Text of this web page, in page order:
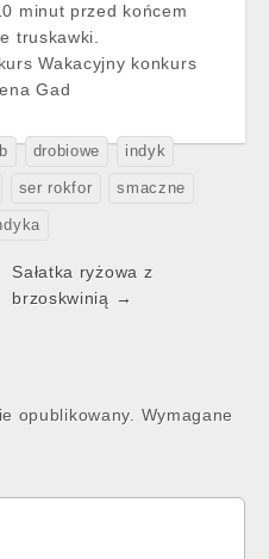
minut przed końcem
truskawki.
Wakacyjny konkurs
Gad
drobiowe indyk
ser rokfor smaczne
Sałatka ryżowa z
brzoskwinią →
opublikowany.
Wymagane